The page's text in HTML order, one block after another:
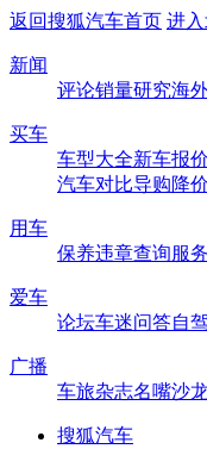
返回搜狐汽车首页 进
新闻
评论销量研究海
买车
车型大全新车报价
汽车对比导购降价
用车
保养违章查询服务
爱车
论坛车迷问答自驾
广播
车旅杂志名嘴沙龙
搜狐汽车